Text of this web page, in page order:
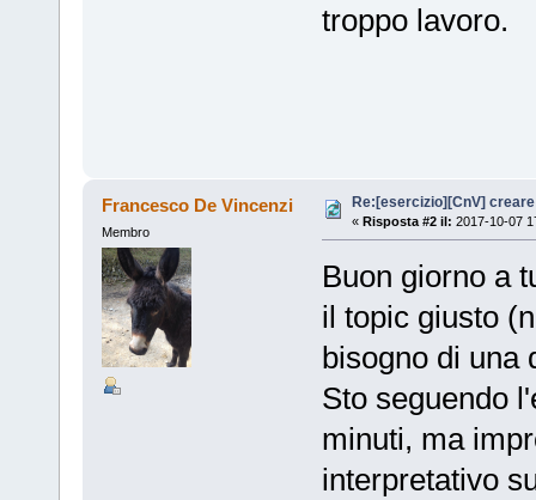
troppo lavoro.
Francesco De Vincenzi
Membro
Re:[esercizio][CnV]
« Risposta #2 il: 2017-10-07
Buon giorno a
il topic giusto
bisogno di una
Sto seguendo
minuti, ma
interpretativo